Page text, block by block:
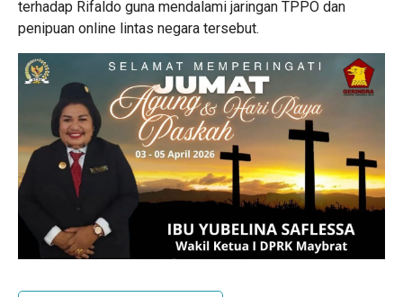
terhadap Rifaldo guna mendalami jaringan TPPO dan
penipuan online lintas negara tersebut.